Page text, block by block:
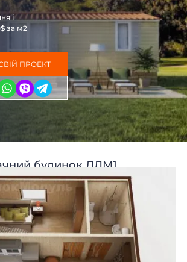
і
за м2
ПРОЕКТ
будинок ДДМ1